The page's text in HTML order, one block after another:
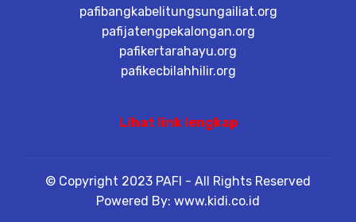
pafibangkabelitungsungailiat.org
pafijatengpekalongan.org
pafikertarahayu.org
pafikecbilahhilir.org
Lihat link lengkap
© Copyright 2023 PAFI - All Rights Reserved
Powered By: www.kidi.co.id